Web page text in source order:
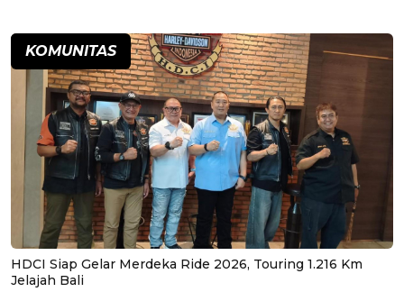
KOMUNITAS
HDCI Siap Gelar Merdeka Ride 2026, Touring 1.216 Km
Jelajah Bali